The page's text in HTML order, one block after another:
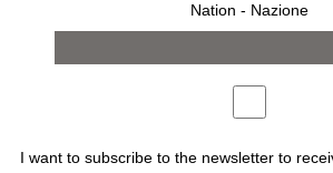
comunicato stampa opere
bio
BENSON CI MOSTRA I BEATLES
INTERNAZIONALE NEL 1964; LI
E PIÙ EMOZIONANTI, COME IL
Nation - Nazione
I want to subscribe to the newsletter to